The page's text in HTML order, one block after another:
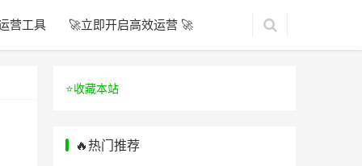
营工具 🚀立即开启高效运营 🚀
⭐️收藏本站
🔥热门推荐